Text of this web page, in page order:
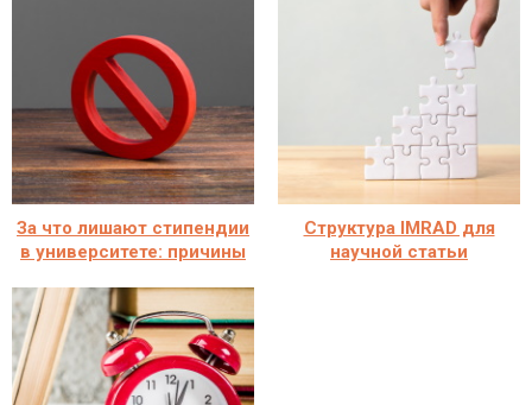
За что лишают стипендии
в университете: причины
Структура IMRAD для
научной статьи